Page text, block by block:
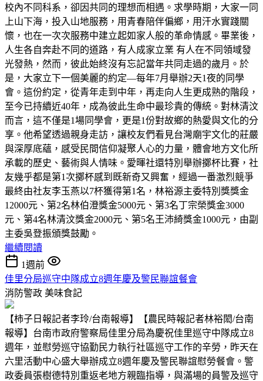
校內不同科系，卻因共同的理想而相遇。求學時期，大家一同
上山下海，投入山地服務，用青春陪伴偏鄉，用汗水實踐關
懷，也在一次次服務中建立起如家人般的革命情感。畢業後，
人生各自奔赴不同的道路，有人成家立業 有人在不同領域發
光發熱，然而，彼此始終沒有忘記當年共同走過的歲月。於
是，大家立下一個美麗的約定—每年7月舉辦2天1夜的同學
會。這份約定，從青年走到中年，再走向人生更成熟的階段，
至今已持續近40年，成為彼此生命中最珍貴的傳統。對林清汶
而言，這不僅是1場同學會，更是1份對故鄉的熱愛與文化的分
享。他希望透過親身走訪，讓校友們看見台灣廟宇文化的莊嚴
與深厚底蘊，感受民間信仰凝聚人心的力量，體會地方文化所
承載的歷史、藝術與人情味。愛暉社還特別舉辦擲杯比賽，社
友幾乎都是第1次擲杯感到既新奇又興奮，經過一番激烈競爭
最終由社友李玉燕以7杯獲得第1名，林裕源主委特別獎獎金
12000元、第2名林伯澄獎金5000元、第3名丁宗榮獎金3000
元、第4名林清汶獎金2000元、第5名王沛綺獎金1000元，由副
主委吳登振頒獎鼓勵。
繼續閱讀
1週前
佳里分局巡守中隊成立8週年慶及警民聯誼餐會
消防警政 美味食記
【柿子日報記者李玲/台南報導】【農民時報記者林裕閎/台南
報導】台南市政府警察局佳里分局為慶祝佳里巡守中隊成立8
週年，並慰勞巡守協勤民力執行社區巡守工作的辛勞，昨天在
六里活動中心盛大舉辦成立8週年慶及警民聯誼慰勞餐會。警
政委員張樹德特別重返老地方親臨指導，與滿場的員警及巡守